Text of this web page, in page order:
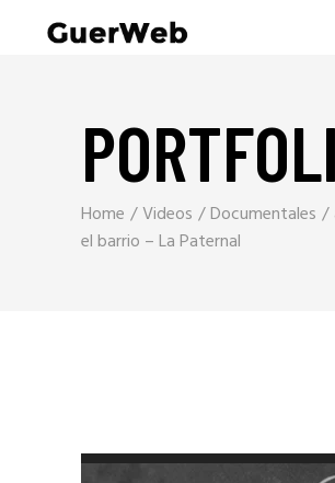
Home Videos Documentales
el barrio – La Paternal
Reproductor